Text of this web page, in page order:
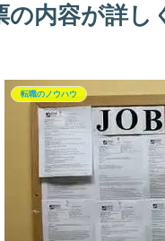
の内容が詳し
転職のノウハウ